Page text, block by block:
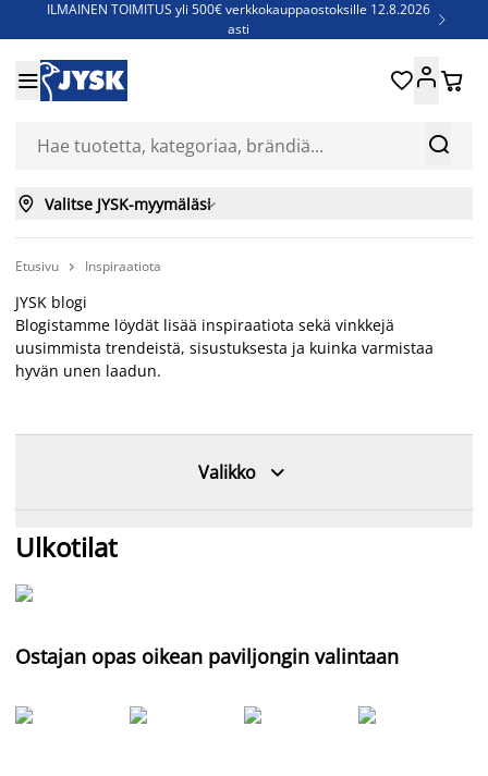
ILMAINEN TOIMITUS yli 500€ verkkokauppaostoksille 12.8.2026
asti

Jenkkisänkyjä - Säästä jopa 60%


 
 Valitse JYSK-myymäläsi
Etusivu  Inspiraatiota
JYSK blogi
Blogistamme löydät lisää inspiraatiota sekä vinkkejä
uusimmista trendeistä, sisustuksesta ja kuinka varmistaa
hyvän unen laadun.
Valikko 
Ulkotilat
Ostajan opas oikean paviljongin valintaan